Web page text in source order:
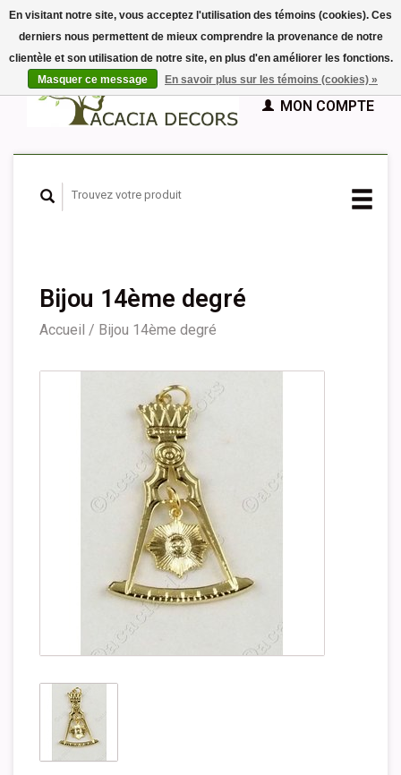
EUR
GBPFrançais
Nederlands
Español
PANIER (€0,00)
MON COMPTE
Bijou 14ème degré
Accueil / Bijou 14ème degré
En visitant notre site, vous acceptez l'utilisation des témoins (cookies). Ces
derniers nous permettent de mieux comprendre la provenance de notre
clientèle et son utilisation de notre site, en plus d'en améliorer les fonctions.
Masquer ce message
En savoir plus sur les témoins (cookies) »